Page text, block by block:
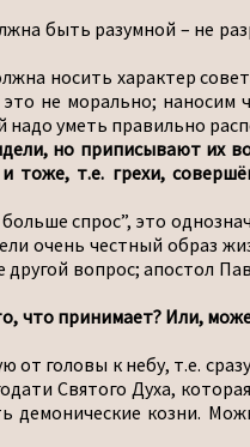
быть разумной – не
носить характер
не морально; наносим
уметь правильно
но приписывают их
т.е. грехи,
спрос”, это
очень честный образ
вопрос; апостол
что принимает? Или,
головы к небу, т.е.
Святого Духа,
демонические козни.